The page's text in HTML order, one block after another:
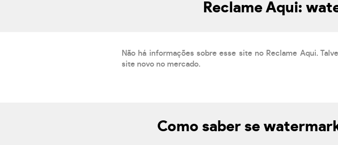
Reclame Aqui:
Não há informações sobre esse site no Reclame Aqui.
site novo no mercado.
Como saber se